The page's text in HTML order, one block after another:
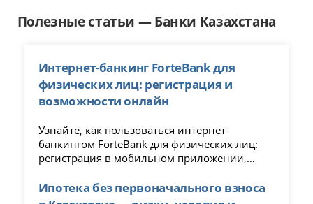
Полезные статьи — Банки Казахстана
Интернет-банкинг ForteBank для
физических лиц: регистрация и
возможности онлайн
Узнайте, как пользоваться интернет-
банкингом ForteBank для физических лиц:
регистрация в мобильном приложении,
управление счетами онлайн.
Ипотека без первоначального взноса